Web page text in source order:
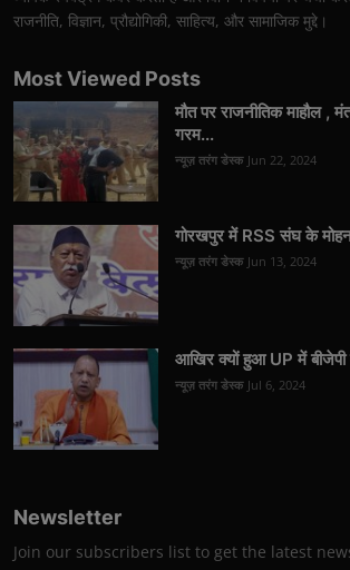
राजनीति, विज्ञान, प्रौद्योगिकी, साहित्य, और सामाजिक मुद्दे।
Most Viewed Posts
मौत पर राजनीतिक माहौल ,
गरम...
न्यूज़ तरंग डेस्क Jun 22, 2024
गोरखपुर में RSS संघ के
न्यूज़ तरंग डेस्क Jun 13, 2024
आखिर क्यों हुआ UP में बीजेपी
न्यूज़ तरंग डेस्क Jul 6, 2024
Newsletter
Join our subscribers list to get the latest